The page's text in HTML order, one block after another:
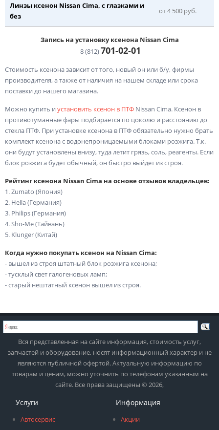
Линзы ксенон Nissan Cima, с глазками и
без
от 4 500 руб.
Запись на установку ксенона Nissan Cima
8 (812)701-02-01
Стоимость ксенона зависит от того, новый он или б/у, фирмы
производителя, а также от наличия на нашем складе или срока
поставки до нашего магазина.
Можно купить и установить ксенон в ПТФ Nissan Cima. Ксенон в
противотуманные фары подбирается по цоколю и расстоянию до
стекла ПТФ. При установке ксенона в ПТФ обязательно нужно брать
комплект ксенона с водонепроницаемыми блоками розжига. Т.к.
они будут установлены внизу, туда летит грязь, соль, реагенты. Если
блок розжига будет обычный, он быстро выйдет из строя.
Рейтинг ксенона Nissan Cima на основе отзывов владельцев:
1. Zumato (Япония)
2. Hella (Германия)
3. Philips (Германия)
4. Sho-Me (Тайвань)
5. Klunger (Китай)
Когда нужно покупать ксенон на Nissan Cima:
- вышел из строя штатный блок розжига ксенона;
- тусклый свет галогеновых ламп;
- старый нештатный ксенон вышел из строя.
Вся представленная на сайте информация, стоимость услуг,
запчастей и оборудование, носят информационный характер и не
являются публичной офертой. Актуальную информацию по
товарам и ценам, можно уточнить по телефонам указанным на
сайте. Все права защищены © 2026,
Услуги
Автосервис
Информация
Акции